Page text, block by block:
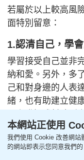
若屬於以上較高風
面特別留意：
1.認清自己，學
學習接受自己並非
納和愛。另外，多
己和對身邊的人表
緒，也有助建立健
緒，進而學習愛和
2.愛惜身體，調
本網站正使用
我們使用 Cookie 改善網站
的網站即表示您同意我們